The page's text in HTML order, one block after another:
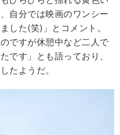
自分では映画のワンシー
した(笑)」とコメント。
ですが休憩中など二人で
です」とも語っており、
たようだ。